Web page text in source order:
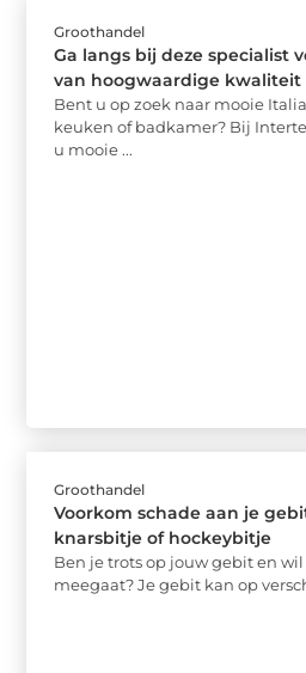
Groothandel
Ga langs bij deze specialist
van hoogwaardige kwaliteit
Bent u op zoek naar mooie
keuken of badkamer? Bij
u mooie ...
Groothandel
Voorkom schade aan je
knarsbitje of hockeybitje
Ben je trots op jouw gebit en
meegaat? Je gebit kan op